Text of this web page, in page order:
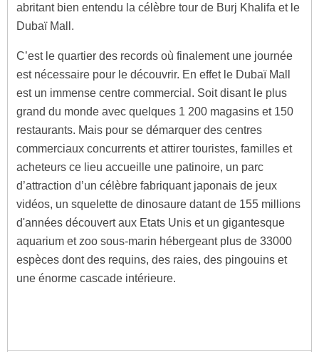
abritant bien entendu la célèbre tour de Burj Khalifa et le
Dubaï Mall.
C’est le quartier des records où finalement une journée
est nécessaire pour le découvrir. En effet le Dubaï Mall
est un immense centre commercial. Soit disant le plus
grand du monde avec quelques 1 200 magasins et 150
restaurants. Mais pour se démarquer des centres
commerciaux concurrents et attirer touristes, familles et
acheteurs ce lieu accueille une patinoire, un parc
d’attraction d’un célèbre fabriquant japonais de jeux
vidéos, un squelette de dinosaure datant de 155 millions
d'années découvert aux Etats Unis et un gigantesque
aquarium et zoo sous-marin hébergeant plus de 33000
espèces dont des requins, des raies, des pingouins et
une énorme cascade intérieure.